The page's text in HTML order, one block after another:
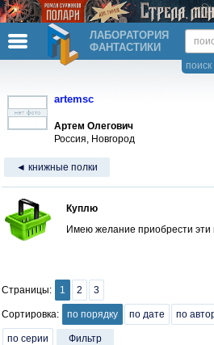
ЛАБОРАТОРИЯ
ФАНТАСТИКИ
artemsc
Артем Олегович
Россия, Новгород
◄ книжные полки
Куплю
Имею желание приобрести эти
Страницы: 1 2 3
Сортировка: по порядку по дате по
по серии Фильтр